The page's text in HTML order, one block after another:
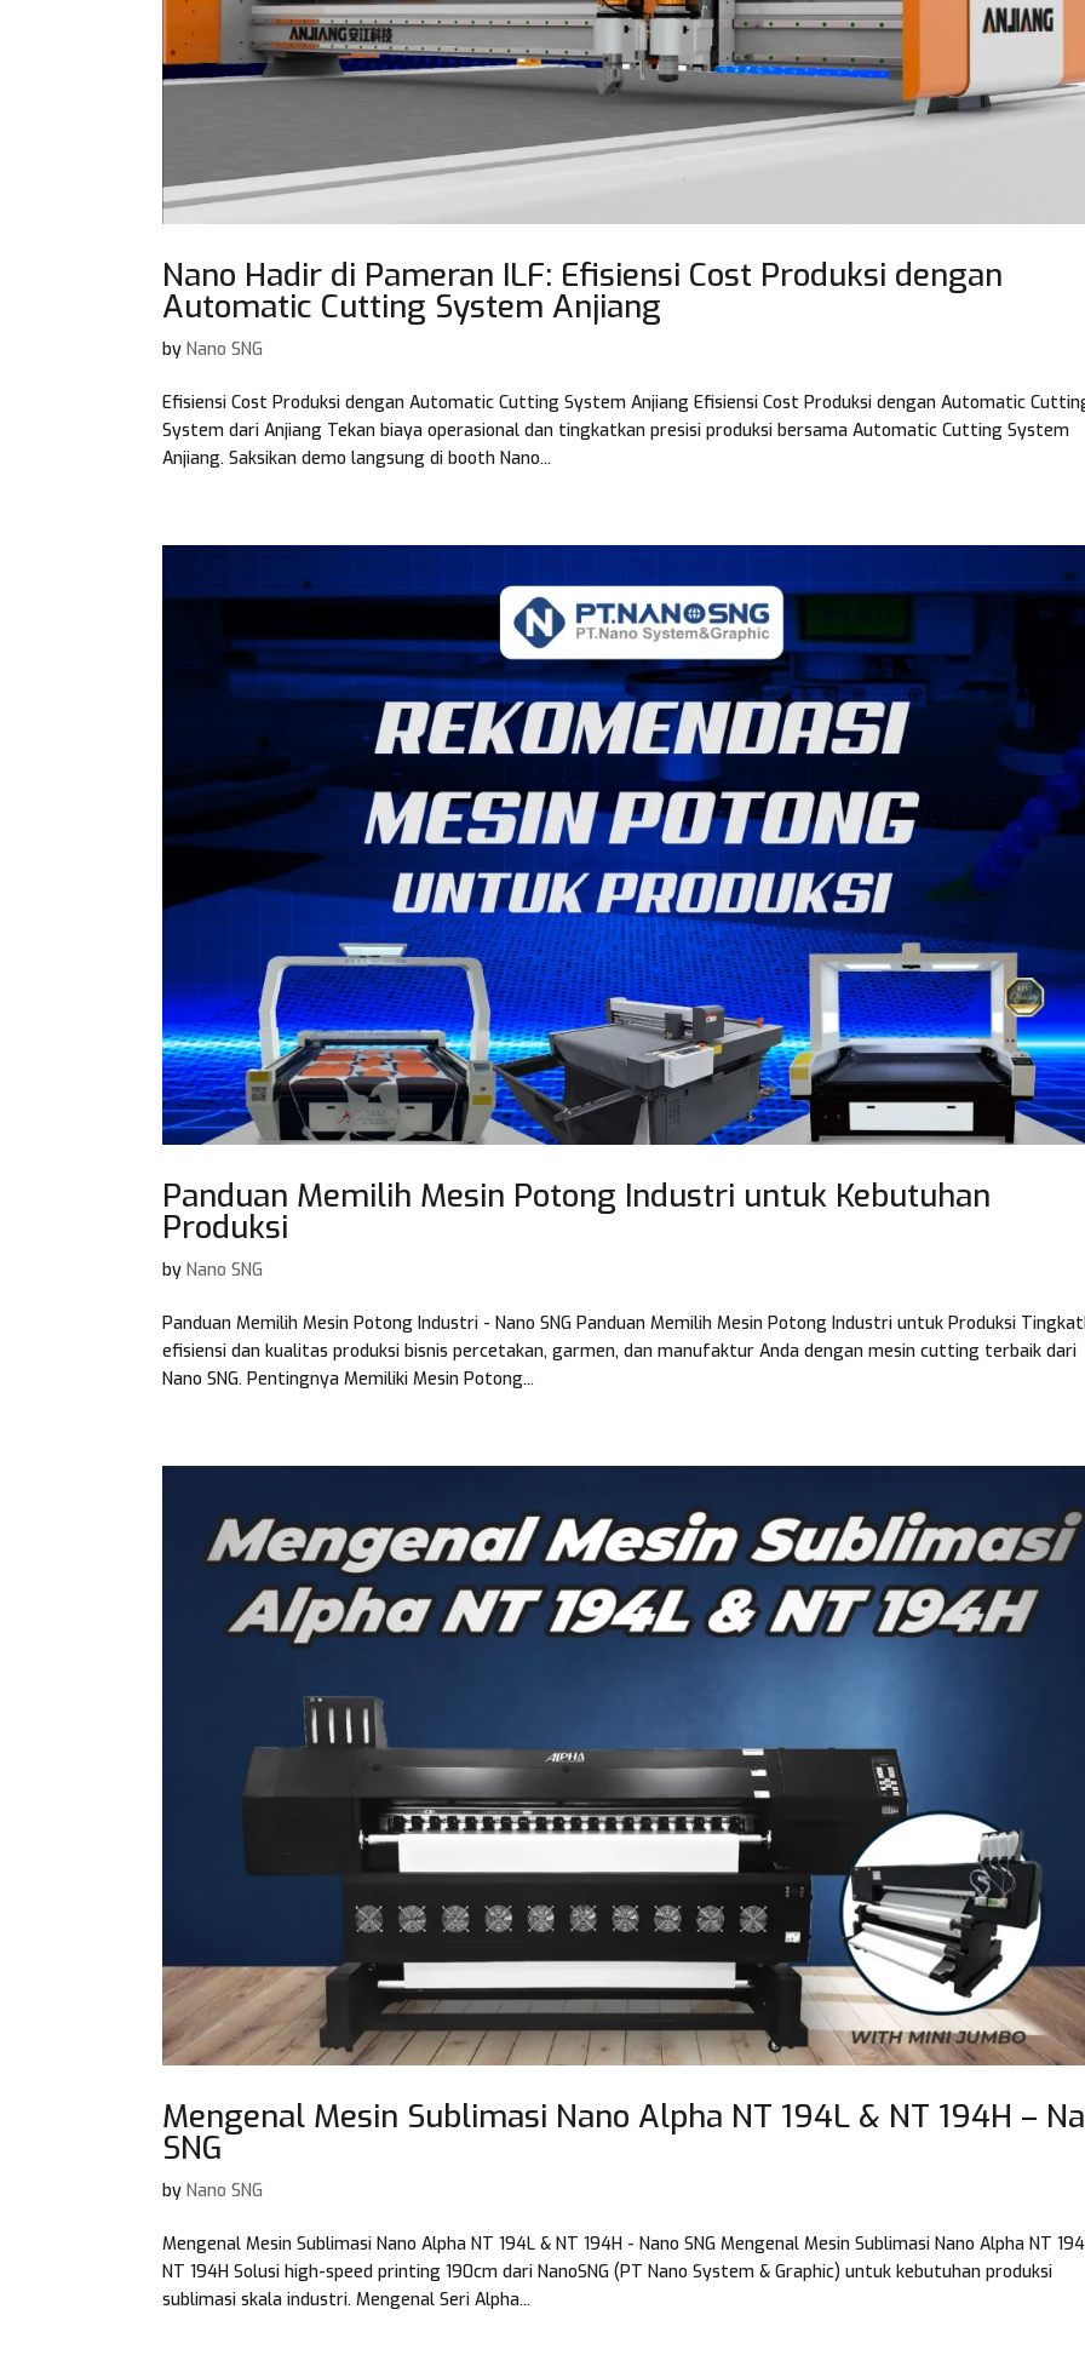
Nano Hadir di Pameran ILF: Efisiensi Cost Produksi dengan
Automatic Cutting System Anjiang
byNano SNG
Efisiensi Cost Produksi dengan Automatic Cutting System Anjiang Efisiensi Cost Produksi dengan Automatic
System dari Anjiang Tekan biaya operasional dan tingkatkan presisi produksi bersama Automatic Cutting System
Anjiang. Saksikan demo langsung di booth Nano...
Panduan Memilih Mesin Potong Industri untuk Kebutuhan
Produksi
byNano SNG
Panduan Memilih Mesin Potong Industri - Nano SNG Panduan Memilih Mesin Potong Industri untuk Produksi
efisiensi dan kualitas produksi bisnis percetakan, garmen, dan manufaktur Anda dengan mesin cutting terbaik dari
Nano SNG. Pentingnya Memiliki Mesin Potong...
Mengenal Mesin Sublimasi Nano Alpha NT 194L & NT 194H –
SNG
byNano SNG
Mengenal Mesin Sublimasi Nano Alpha NT 194L & NT 194H - Nano SNG Mengenal Mesin Sublimasi Nano Alpha NT
NT 194H Solusi high-speed printing 190cm dari NanoSNG (PT Nano System & Graphic) untuk kebutuhan produksi
sublimasi skala industri. Mengenal Seri Alpha...